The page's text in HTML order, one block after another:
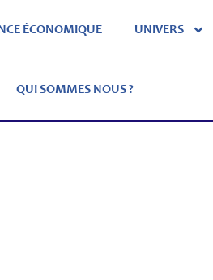
ÉCONOMIQUE UNIVERS
QUI SOMMES NOUS ?